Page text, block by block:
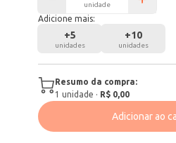
unidade
Adicione mais:
+5
unidades
+10
unidades
Resumo da compra:
1 unidade · R$ 0,00
Adicionar ao